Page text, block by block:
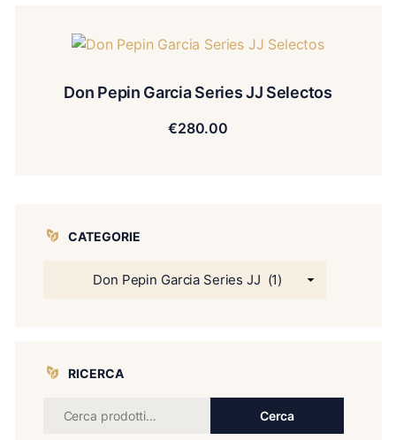
Don Pepin Garcia Series JJ Selectos
€280.00
CATEGORIE
RICERCA
Cerca